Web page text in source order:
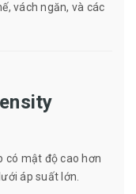
vách ngăn, và các
có mật độ cao hơn
áp suất lớn.